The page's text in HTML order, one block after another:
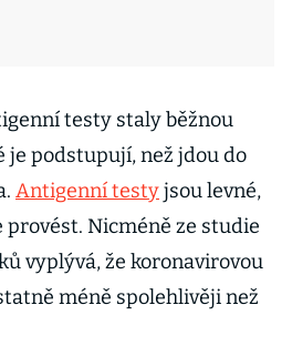
testy staly běžnou
je podstupují, než jdou do
Antigenní testyjsou levné,
provést. Nicméně ze studie
vyplývá, že koronavirovou
méně spolehlivěji než